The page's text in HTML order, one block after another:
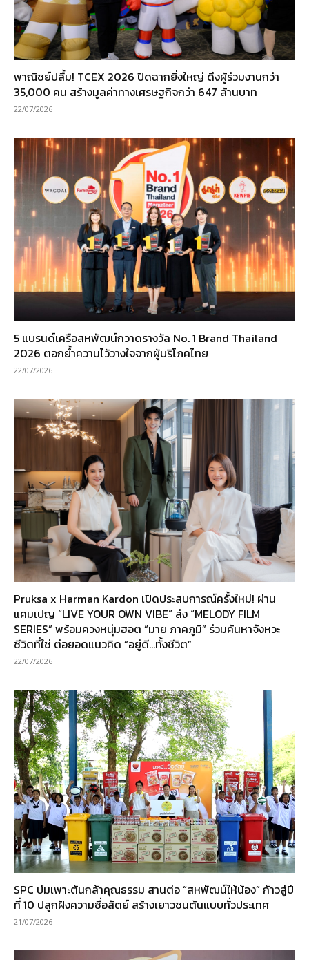
พาณิชย์ปลื้ม! TCEX 2026 ปิดฉากยิ่งใหญ่ ดึงผู้ร่วมงานกว่า
35,000 คน สร้างมูลค่าทางเศรษฐกิจกว่า 647 ล้านบาท
22/07/2026
5 แบรนด์เครือสหพัฒน์กวาดรางวัล No. 1 Brand Thailand
2026 ตอกย้ำความไว้วางใจจากผู้บริโภคไทย
22/07/2026
Pruksa x Harman Kardon เปิดประสบการณ์ครั้งใหม่! ผ่าน
แคมเปญ “LIVE YOUR OWN VIBE” ส่ง “MELODY FILM
SERIES” พร้อมควงหนุ่มฮอต “มาย ภาคภูมิ” ร่วมค้นหาจังหวะ
ชีวิตที่ใช่ ต่อยอดแนวคิด “อยู่ดี…ทั้งชีวิต”
22/07/2026
SPC บ่มเพาะต้นกล้าคุณธรรม สานต่อ “สหพัฒน์ให้น้อง” ก้าวสู่ปี
ที่ 10 ปลูกฝังความซื่อสัตย์ สร้างเยาวชนต้นแบบทั่วประเทศ
21/07/2026